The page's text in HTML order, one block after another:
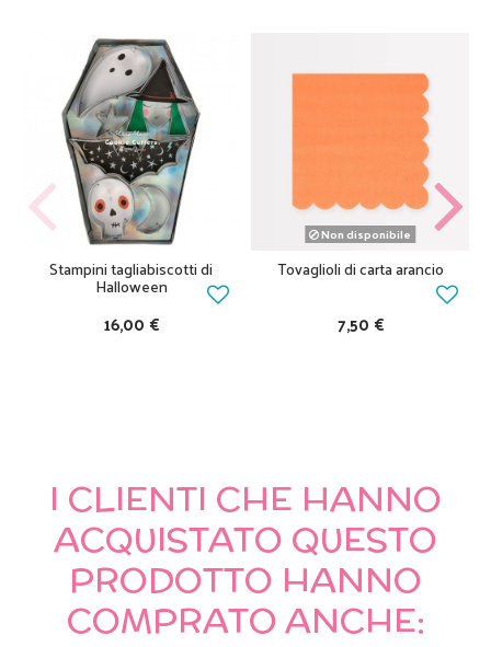
Stampini tagliabiscotti di
Halloween
16,00 €
Non disponibile
Tovaglioli di carta arancio
7,50 €
I CLIENTI CHE HANNO
ACQUISTATO QUESTO
PRODOTTO HANNO
COMPRATO ANCHE: